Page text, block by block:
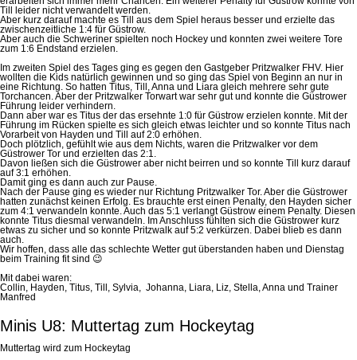
Till leider nicht verwandelt werden.
Aber kurz darauf machte es Till aus dem Spiel heraus besser und erzielte das
zwischenzeitliche 1:4 für Güstrow.
Aber auch die Schweriner spielten noch Hockey und konnten zwei weitere Tore
zum 1:6 Endstand erzielen.
Im zweiten Spiel des Tages ging es gegen den Gastgeber Pritzwalker FHV. Hier
wollten die Kids natürlich gewinnen und so ging das Spiel von Beginn an nur in
eine Richtung. So hatten Titus, Till, Anna und Liara gleich mehrere sehr gute
Torchancen. Aber der Pritzwalker Torwart war sehr gut und konnte die Güstrower
Führung leider verhindern.
Dann aber war es Titus der das ersehnte 1:0 für Güstrow erzielen konnte. Mit der
Führung im Rücken spielte es sich gleich etwas leichter und so konnte Titus nach
Vorarbeit von Hayden und Till auf 2:0 erhöhen.
Doch plötzlich, gefühlt wie aus dem Nichts, waren die Pritzwalker vor dem
Güstrower Tor und erzielten das 2:1.
Davon ließen sich die Güstrower aber nicht beirren und so konnte Till kurz darauf
auf 3:1 erhöhen.
Damit ging es dann auch zur Pause.
Nach der Pause ging es wieder nur Richtung Pritzwalker Tor. Aber die Güstrower
hatten zunächst keinen Erfolg. Es brauchte erst einen Penalty, den Hayden sicher
zum 4:1 verwandeln konnte. Auch das 5:1 verlangt Güstrow einem Penalty. Diesen
konnte Titus diesmal verwandeln. Im Anschluss fühlten sich die Güstrower kurz
etwas zu sicher und so konnte Pritzwalk auf 5:2 verkürzen. Dabei blieb es dann
auch.
Wir hoffen, dass alle das schlechte Wetter gut überstanden haben und Dienstag
beim Training fit sind 😉
Mit dabei waren:
Collin, Hayden, Titus, Till, Sylvia, Johanna, Liara, Liz, Stella, Anna und Trainer
Manfred
Minis U8: Muttertag zum Hockeytag
Muttertag wird zum Hockeytag